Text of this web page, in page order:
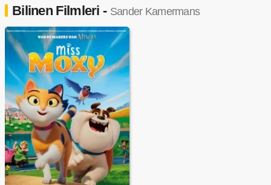
Bilinen Filmleri - Sander Kamermans